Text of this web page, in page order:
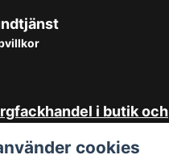
i butik och
oss på Norrlandsfärg har det
cookies